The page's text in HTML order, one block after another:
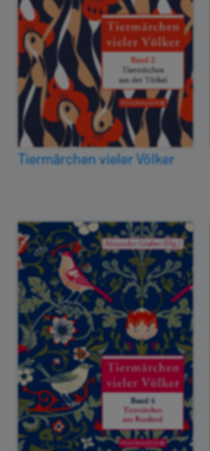
Tiermärchen vieler Völker